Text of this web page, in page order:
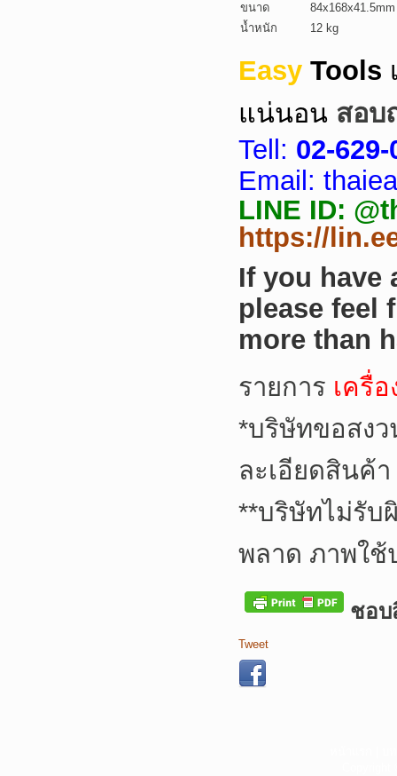
ขนาด
84x168x41.5mm
น้ำหนัก
12 kg
Easy Tools
แน่นอน สอบ
Tell: 02-629-
Email:
LINE ID:
https://
If you have
please feel
more than
รายการ เครื่
*บริษัทขอสงว
ละเอียดสินค้
**บริษัทไม่รับ
พลาด ภาพใ
ชอบ
Tweet